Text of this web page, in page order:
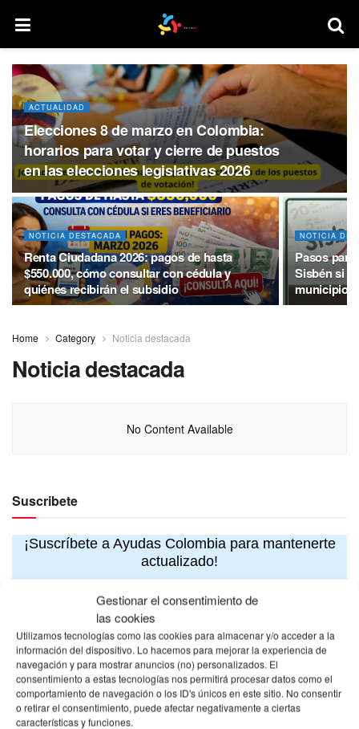
Gestionar el consentimiento de
las cookies
Utilizamos tecnologías como las cookies para almacenar y/o acceder a la
información del dispositivo. Lo hacemos para mejorar la experiencia de
navegación y para mostrar anuncios (no) personalizados. El
consentimiento a estas tecnologías nos permitirá procesar datos como el
comportamiento de navegación o los ID's únicos en este sitio. No consentir
o retirar el consentimiento, puede afectar negativamente a ciertas
características y funciones.
ACTUALIDAD
Elecciones 8 de marzo en Colombia:
horarios para votar y cierre de puestos
en las elecciones legislativas 2026
NOTICIA DESTACADA
Renta Ciudadana 2026: pagos de hasta
$550.000, cómo consultar con cédula y
quiénes recibirán el subsidio
NOTICIA
Pasos
Sisbén si
municipio |
Home Category Noticia destacada
Noticia destacada
No Content Available
Suscribete
¡Suscríbete a Ayudas Colombia para mantenerte
actualizado!